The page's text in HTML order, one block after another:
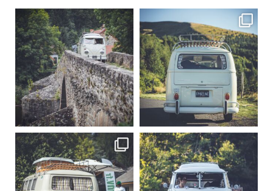
becombi
Sep 15
219
3
Sep 12
216
3
becombi becombi